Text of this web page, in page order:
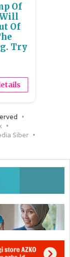
Of
Of
Try
Siber